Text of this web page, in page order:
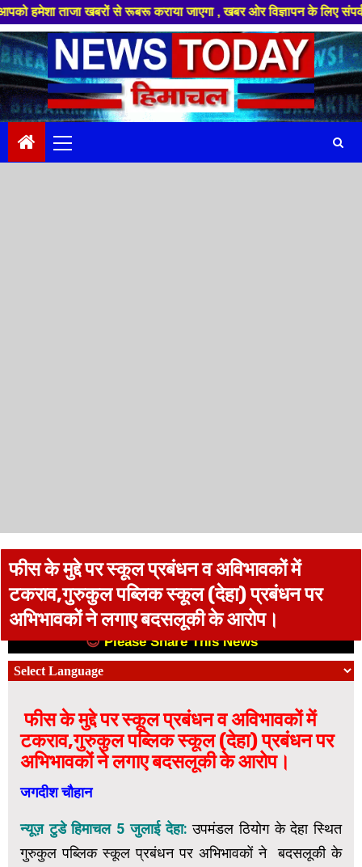
खबरों से रूबरू कराया जाएगा , खबर ओर विज्ञापन के लिए संपर्क करे
Skip
to
content
Menu
फीस के मुद्दे पर स्कूल प्रबंधन व अविभावकों में
टकराव,गुरुकुल पब्लिक स्कूल (देहा) प्रबंधन पर
अभिभावकों ने लगाए बदसलूकी के आरोप।
😊 Please Share This News😊
फीस के मुद्दे पर स्कूल प्रबंधन व अविभावकों में
टकराव,गुरुकुल पब्लिक स्कूल (देहा) प्रबंधन पर
अभिभावकों ने लगाए बदसलूकी के आरोप।
जगदीश चौहान
न्यूज़ टुडे हिमाचल 5 जुलाई देहा: उपमंडल ठियोग के देहा स्थित
गुरुकुल पब्लिक स्कूल प्रबंधन पर अभिभावकों ने बदसलूकी के